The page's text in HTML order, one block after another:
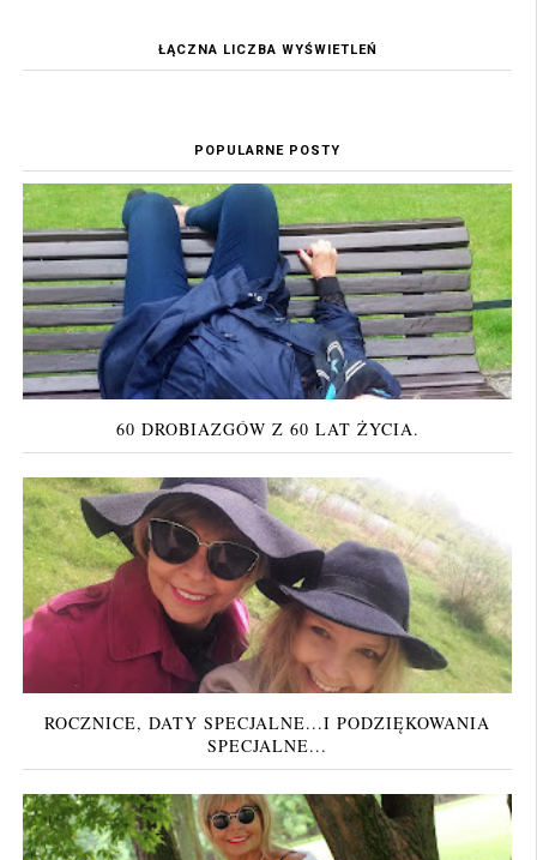
ŁĄCZNA LICZBA WYŚWIETLEŃ
POPULARNE POSTY
60 DROBIAZGÓW Z 60 LAT ŻYCIA.
ROCZNICE, DATY SPECJALNE...I PODZIĘKOWANIA
SPECJALNE...